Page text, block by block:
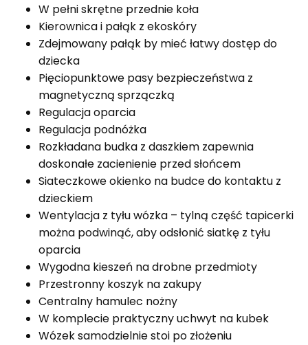
W pełni skrętne przednie koła
Kierownica i pałąk z ekoskóry
Zdejmowany pałąk by mieć łatwy dostęp do
dziecka
Pięciopunktowe pasy bezpieczeństwa z
magnetyczną sprzączką
Regulacja oparcia
Regulacja podnóżka
Rozkładana budka z daszkiem zapewnia
doskonałe zacienienie przed słońcem
Siateczkowe okienko na budce do kontaktu z
dzieckiem
Wentylacja z tyłu wózka – tylną część tapicerki
można podwinąć, aby odsłonić siatkę z tyłu
oparcia
Wygodna kieszeń na drobne przedmioty
Przestronny koszyk na zakupy
Centralny hamulec nożny
W komplecie praktyczny uchwyt na kubek
Wózek samodzielnie stoi po złożeniu